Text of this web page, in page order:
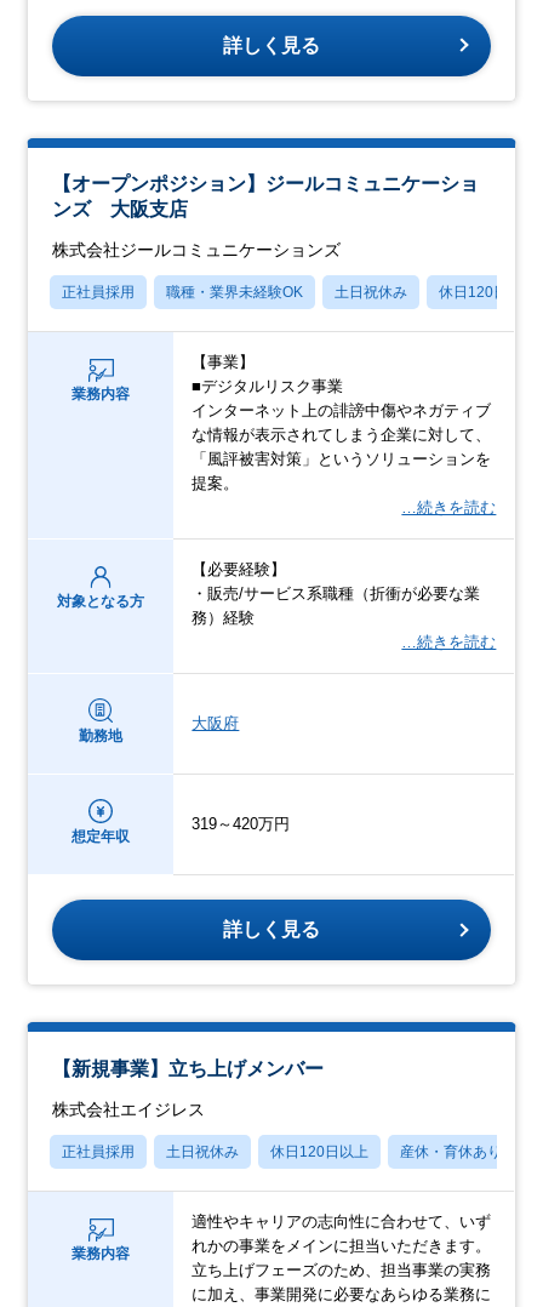
詳しく見る
【オープンポジション】ジールコミュニケーショ
ンズ 大阪支店
株式会社ジールコミュニケーションズ
正社員採用 職種・業界未経験OK 土日祝休み 休日120日以上
業務内容
【事業】
■デジタルリスク事業
インターネット上の誹謗中傷やネガティブ
な情報が表示されてしまう企業に対して、
「風評被害対策」というソリューションを
提案。
…続きを読む
対象となる方
【必要経験】
・販売/サービス系職種（折衝が必要な業
務）経験
…続きを読む
勤務地
大阪府
想定年収
319～420万円
詳しく見る
【新規事業】立ち上げメンバー
株式会社エイジレス
正社員採用 土日祝休み 休日120日以上 産休・育休あり
業務内容
適性やキャリアの志向性に合わせて、いず
れかの事業をメインに担当いただきます。
立ち上げフェーズのため、担当事業の実務
に加え、事業開発に必要なあらゆる業務に